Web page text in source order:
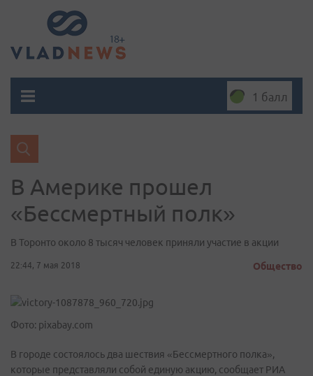
1 балл
В Америке прошел
«Бессмертный полк»
В Торонто около 8 тысяч человек приняли участие в акции
22:44, 7 мая 2018 Общество
Фото: pixabay.com
В городе состоялось два шествия «Бессмертного полка»,
которые представляли собой единую акцию, сообщает РИА